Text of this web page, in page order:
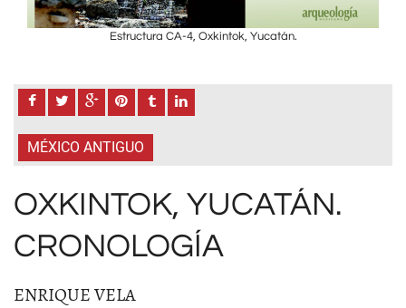
Estructura CA-4, Oxkintok, Yucatán.
MÉXICO ANTIGUO
OXKINTOK, YUCATÁN.
CRONOLOGÍA
ENRIQUE VELA